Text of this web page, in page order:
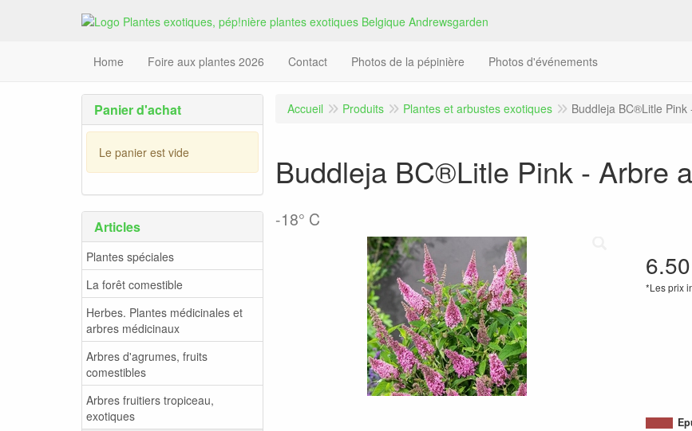
Home Foire aux plantes 2026 Contact Photos de la pépinière Photos d'événements
Panier d'achat
Le panier est vide
Articles
Plantes spéciales
La forêt comestible
Herbes. Plantes médicinales et
arbres médicinaux
Arbres d'agrumes, fruits
comestibles
Arbres fruitiers tropiceau,
exotiques
Accueil Produits Plantes et arbustes exotiques Buddleja BC®Litle
Buddleja BC®Litle Pink - Arbre
-18° C
6.50
*Les prix